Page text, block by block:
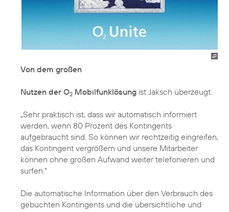
Von dem großen
Nutzen der O2 Mobilfunklösung ist Jaksch überzeugt:
„Sehr praktisch ist, dass wir automatisch informiert
werden, wenn 80 Prozent des Kontingents
aufgebraucht sind. So können wir rechtzeitig eingreifen,
das Kontingent vergrößern und unsere Mitarbeiter
können ohne großen Aufwand weiter telefonieren und
surfen.“
Die automatische Information über den Verbrauch des
gebuchten Kontingents und die übersichtliche und